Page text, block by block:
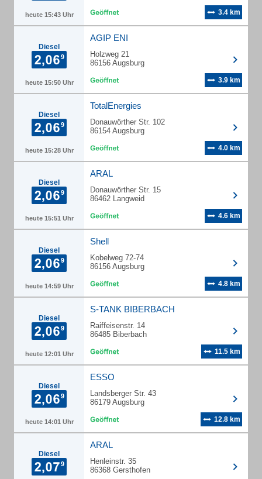
heute 15:43 Uhr 3.4 km
Diesel
heute 15:50 Uhr
AGIP ENI
Holzweg 21
86156 Augsburg
3.9 km
Diesel
heute 15:28 Uhr
TotalEnergies
Donauwörther Str. 102
86154 Augsburg
4.0 km
Diesel
heute 15:51 Uhr
ARAL
Donauwörther Str. 15
86462 Langweid
4.6 km
Diesel
heute 14:59 Uhr
Shell
Kobelweg 72-74
86156 Augsburg
4.8 km
Diesel
heute 12:01 Uhr
S-TANK BIBERBACH
Raiffeisenstr. 14
86485 Biberbach
11.5 km
Diesel
heute 14:01 Uhr
ESSO
Landsberger Str. 43
86179 Augsburg
12.8 km
Diesel
ARAL
Henleinstr. 35
86368 Gersthofen